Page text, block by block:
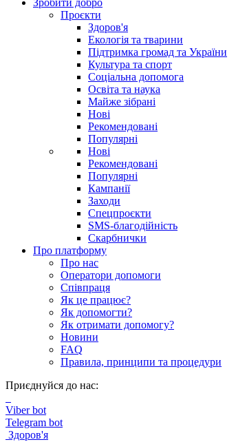
Зробити добро
Проєкти
Здоров'я
Екологія та тварини
Підтримка громад та України
Культура та спорт
Соціальна допомога
Освіта та наука
Майже зібрані
Нові
Рекомендовані
Популярні
Нові
Рекомендовані
Популярні
Кампанії
Заходи
Спецпроєкти
SMS-благодійність
Скарбнички
Про платформу
Про нас
Оператори допомоги
Співпраця
Як це працює?
Як допомогти?
Як отримати допомогу?
Новини
FAQ
Правила, принципи та процедури
Приєднуйся до нас:
Viber bot
Telegram bot
Здоров'я